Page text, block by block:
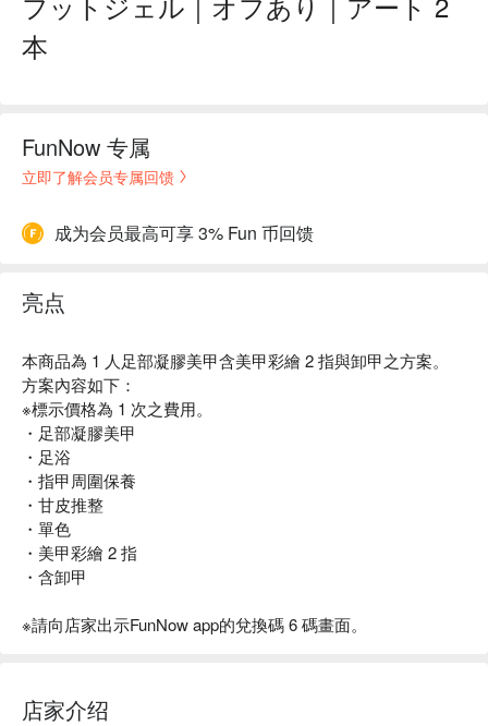
本
FunNow 专属
立即了解会员专属回馈
成为会员最高可享 3% Fun 币回馈
亮点
本商品為 1 人足部凝膠美甲含美甲彩繪 2 指與卸甲之方案。
方案內容如下：
※標示價格為 1 次之費用。
・足部凝膠美甲
・足浴
・指甲周圍保養
・甘皮推整
・單色
・美甲彩繪 2 指
・含卸甲
※請向店家出示FunNow app的兌換碼 6 碼畫面。
店家介绍